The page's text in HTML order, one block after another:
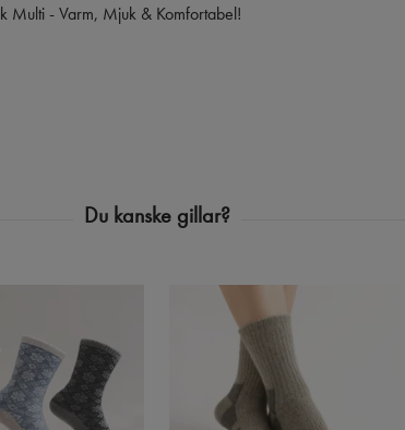
Multi - Varm, Mjuk & Komfortabel!